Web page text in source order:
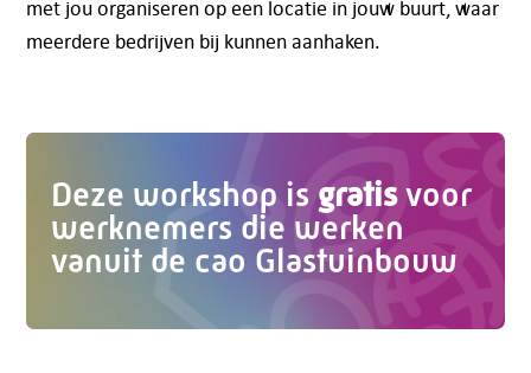
Telefoon:
088 - 329 20 70
E-mail:
info@kasgroeit.nl
met jou organiseren op een locatie in jouw buurt, waar
meerdere bedrijven bij kunnen aanhaken.
Deze workshop is gratisvoor
werknemers die werken
vanuit de cao Glastuinbouw